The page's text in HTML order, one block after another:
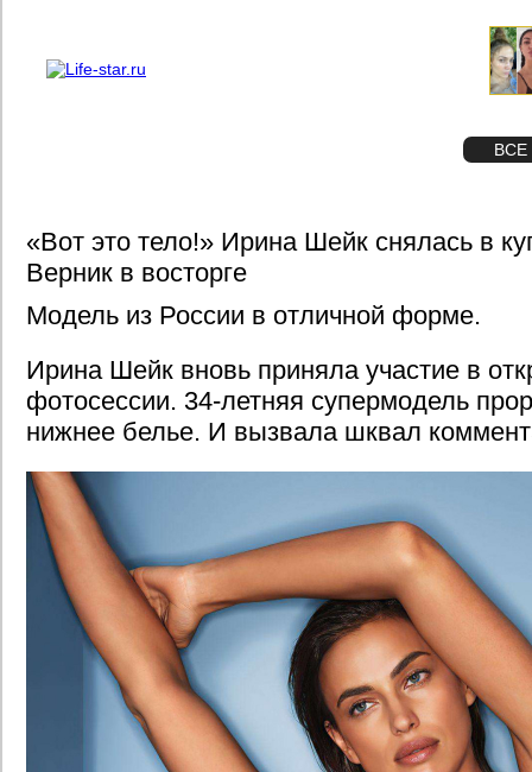
ВСЕ
«Вот это тело!» Ирина Шейк снялась в
Верник в восторге
Модель из России в отличной форме.
Ирина Шейк вновь приняла участие в
фотосессии. 34-летняя супермодель
нижнее белье. И вызвала шквал